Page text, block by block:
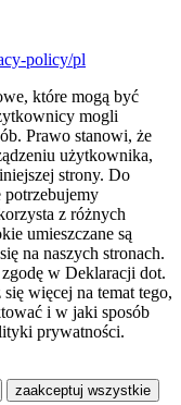
policy/pl
które mogą być
mogli
Prawo stanowi, że
użytkownika,
strony. Do
z różnych
umieszczane są
na naszych stronach.
w Deklaracji dot.
więcej na temat tego,
i w jaki sposób
prywatności.
zaakceptuj wszystkie